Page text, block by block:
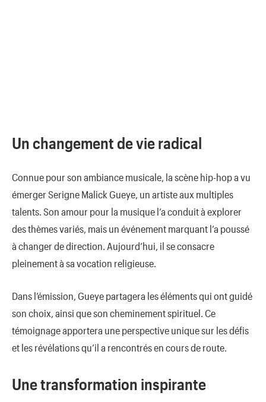
Un changement de vie radical
Connue pour son ambiance musicale, la scène hip-hop a vu
émerger Serigne Malick Gueye, un artiste aux multiples
talents. Son amour pour la musique l’a conduit à explorer
des thèmes variés, mais un événement marquant l’a poussé
à changer de direction. Aujourd’hui, il se consacre
pleinement à sa vocation religieuse.
Dans l’émission, Gueye partagera les éléments qui ont guidé
son choix, ainsi que son cheminement spirituel. Ce
témoignage apportera une perspective unique sur les défis
et les révélations qu’il a rencontrés en cours de route.
Une transformation inspirante